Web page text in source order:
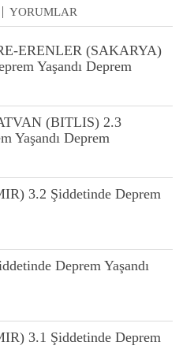
YORUMLAR
ERENLER (SAKARYA)
Yaşandı Deprem
(BITLIS) 2.3
Yaşandı Deprem
3.2 Şiddetinde Deprem
Deprem Yaşandı
3.1 Şiddetinde Deprem